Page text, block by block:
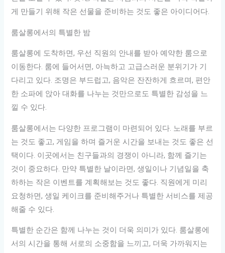
게 만들기 위해 작은 선물을 준비하는 것도 좋은 아이디어다.
룸살롱에서의 특별한 밤
룸살롱에 도착하면, 우선 직원의 안내를 받아 예약한 룸으로
이동한다. 룸에 들어서면, 아늑하고 고급스러운 분위기가 기
다리고 있다. 조명은 부드럽고, 음악은 잔잔하게 흐르며, 편안
한 소파에 앉아 대화를 나누는 것만으로도 특별한 감성을 느
낄 수 있다.
룸살롱에서는 다양한 프로그램이 마련되어 있다. 노래를 부르
는 것도 좋고, 게임을 하며 즐거운 시간을 보내는 것도 좋은 선
택이다. 이곳에서는 친구들과의 경쟁이 아니라, 함께 즐기는
것이 중요하다. 만약 특별한 날이라면, 생일이나 기념일을 축
하하는 작은 이벤트를 계획해보는 것도 좋다. 직원에게 미리
요청하면, 생일 케이크를 준비해주거나 특별한 서비스를 제공
해줄 수 있다.
특별한 순간은 함께 나누는 것이 더욱 의미가 있다. 룸살롱에
서의 시간을 통해 서로의 소중함을 느끼고, 더욱 가까워지는